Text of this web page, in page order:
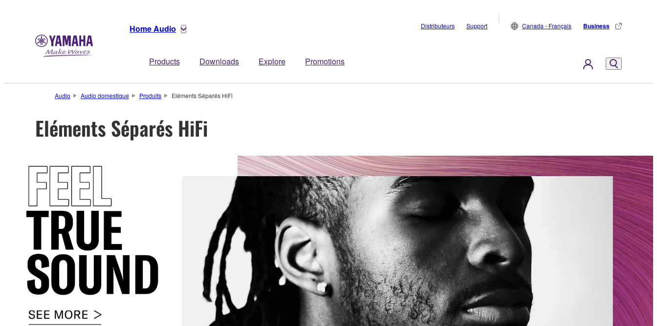
Home Audio
Products Downloads Explore Promotions
Distributeurs Support Canada - Français Business
Audio Audio domestique Produits Eléments Séparés HiFi
Eléments Séparés HiFi